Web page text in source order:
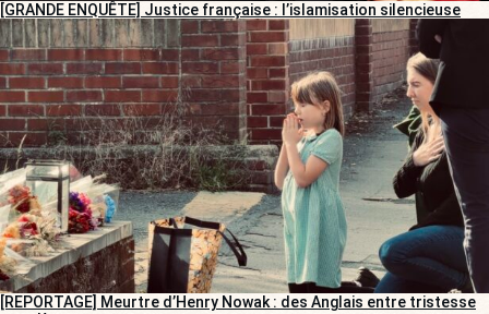
[GRANDE ENQUÊTE] Justice française : l’islamisation silencieuse
[REPORTAGE] Meurtre d’Henry Nowak : des Anglais entre tristesse